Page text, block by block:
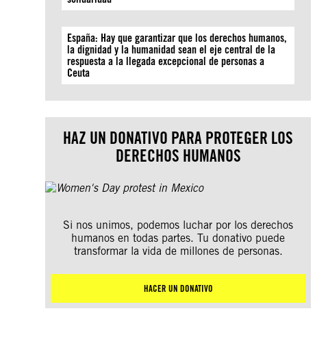
España: Hay que garantizar que los derechos humanos,
la dignidad y la humanidad sean el eje central de la
respuesta a la llegada excepcional de personas a
Ceuta
HAZ UN DONATIVO PARA PROTEGER LOS
DERECHOS HUMANOS
Si nos unimos, podemos luchar por los derechos
humanos en todas partes. Tu donativo puede
transformar la vida de millones de personas.
HACER UN DONATIVO